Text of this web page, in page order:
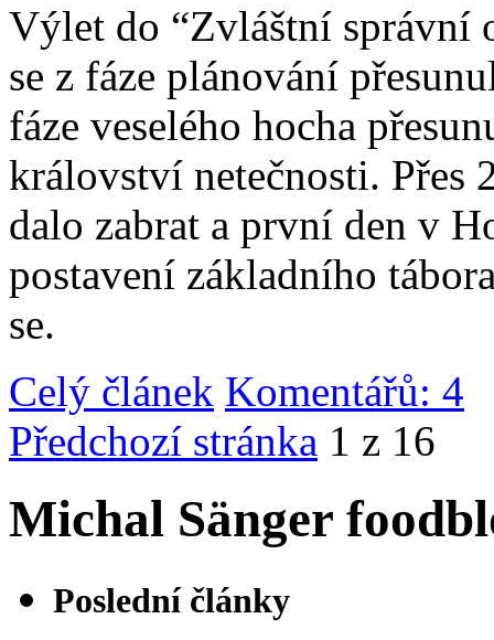
Výlet do “Zvláštní správní
se z fáze plánování
fáze veselého hocha
království netečnosti. Přes
dalo zabrat a první den v
postavení základního
se.
Celý článek Komentářů: 4
Předchozí stránka 1 z 16
Michal Sänger
Poslední články